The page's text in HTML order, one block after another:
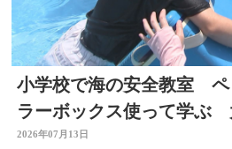
小学校で海の安全教室 ペ
ラーボックス使って学ぶ
初開催
2026年07月13日